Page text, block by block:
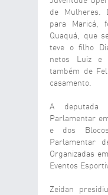
de Mulheres.
para Maricá,
Quaquá, que
teve o filho
netos Luiz e
também de
casamento.
A deputada
Parlamentar
e dos
Parlamentar
Organizadas
Eventos
Zeidan